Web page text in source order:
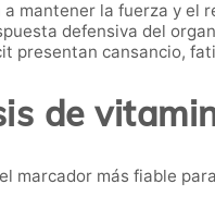
mantener la fuerza y el
defensiva del
presentan cansancio,
de
marcador más fiable